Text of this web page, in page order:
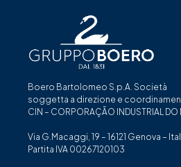
Boero Bartolomeo S.p.A. Società
soggetta a direzione e
CIN – CORPORAÇÃO INDUSTRIAL DO
Via G.Macaggi, 19 – 16121 Genova –
Partita IVA 00267120103